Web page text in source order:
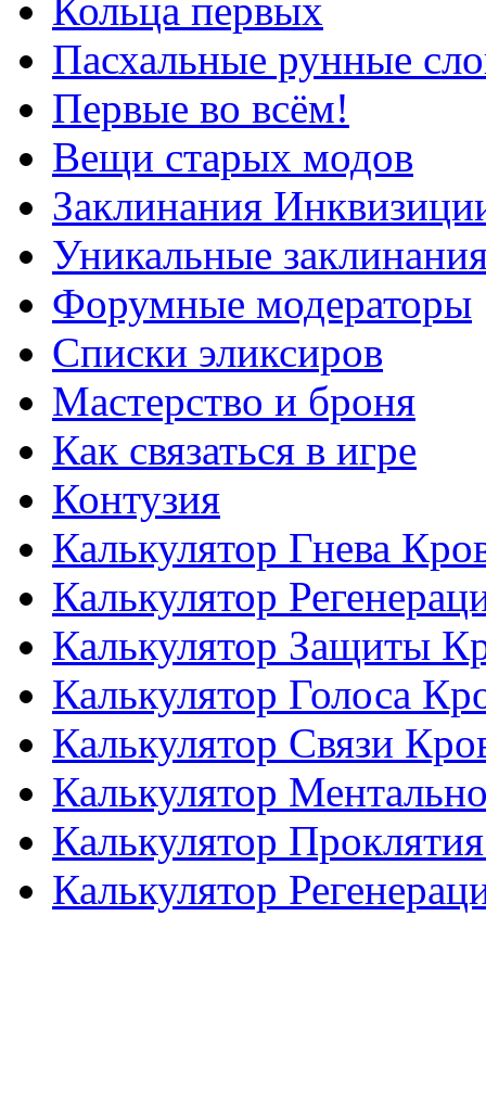
Кольца первых
Пасхальные рунные
Первые во всём!
Вещи старых модов
Заклинания
Уникальные
Форумные модераторы
Списки эликсиров
Мастерство и броня
Как связаться в игре
Контузия
Калькулятор Гнева
Калькулятор
Калькулятор Защиты
Калькулятор Голоса
Калькулятор Связи
Калькулятор
Калькулятор
Калькулятор